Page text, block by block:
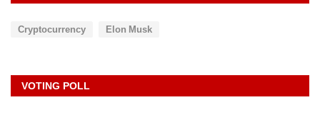
Cryptocurrency Elon Musk
VOTING POLL